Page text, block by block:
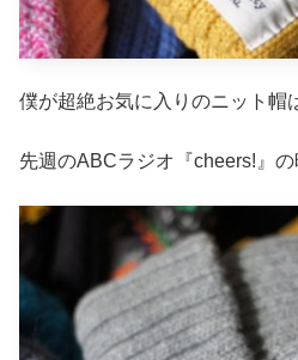
僕が超絶お気に入りのニット帽
先週のABCラジオ『cheers!』